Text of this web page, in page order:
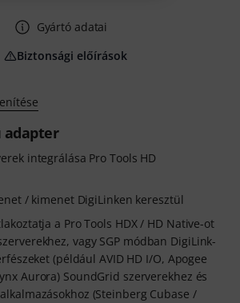
adapter
integrálása Pro Tools HD
/ kimenet DigiLinken keresztül
a Pro Tools HDX / HD Native-ot
vagy SGP módban DigiLink-
(például AVID HD I/O, Apogee
Aurora) SoundGrid szerverekhez és
(Steinberg Cubase /
Gyártó adatai
Biztonsági előírások